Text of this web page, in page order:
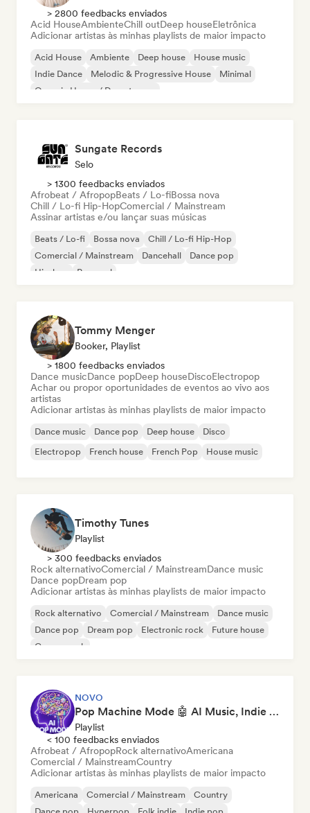
> 2800 feedbacks enviados
Acid HouseAmbienteChill outDeep houseEletrônica
Adicionar artistas às minhas playlists de maior impacto
Acid House Ambiente Deep house
House music
Indie Dance
Melodic & Progressive House
Minimal
Organic House / Downtempo
Sungate Records
Selo
> 1300 feedbacks enviados
Afrobeat / AfropopBeats / Lo-fiBossa nova
Chill / Lo-fi Hip-HopComercial / Mainstream
Assinar artistas e/ou lançar suas músicas
Beats / Lo-fi Bossa nova
Chill / Lo-fi Hip-Hop
Comercial / Mainstream
Dancehall
Dance pop
Hip-hop
Pop soul
Tommy Menger
Booker, Playlist
> 1800 feedbacks enviados
Dance musicDance popDeep houseDiscoElectropop
Achar ou propor oportunidades de eventos ao vivo aos
artistas
Adicionar artistas às minhas playlists de maior impacto
Dance music Dance pop Deep house
Disco
Electropop
French house French Pop House music
Timothy Tunes
Playlist
> 300 feedbacks enviados
Rock alternativoComercial / MainstreamDance music
Dance popDream pop
Adicionar artistas às minhas playlists de maior impacto
Rock alternativo Comercial / Mainstream
Dance music
Dance pop
Dream pop Electronic rock
Future house
Garage rock
NOVO
Pop Machine Mode 🤖 AI Music, Indie Pop & Dream Pop
Playlist
< 100 feedbacks enviados
Afrobeat / AfropopRock alternativoAmericana
Comercial / MainstreamCountry
Adicionar artistas às minhas playlists de maior impacto
Americana Comercial / Mainstream
Country